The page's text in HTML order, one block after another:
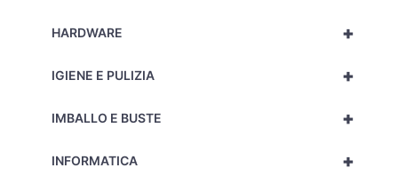
+
HARDWARE
+
IGIENE E PULIZIA
+
IMBALLO E BUSTE
+
INFORMATICA